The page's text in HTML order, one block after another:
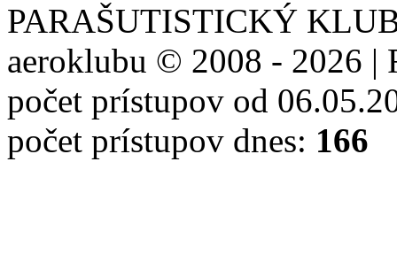
PARAŠUTISTICKÝ
aeroklubu © 2008 - 2026 |
počet prístupov od
počet prístupov dnes: 166